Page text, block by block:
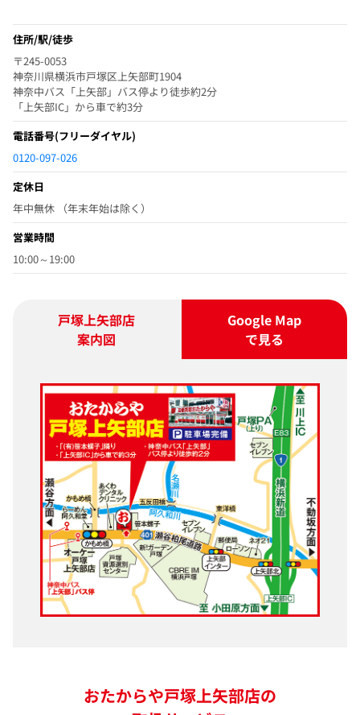
住所/駅/徒歩
〒245-0053
神奈川県横浜市戸塚区上矢部町1904
神奈中バス「上矢部」バス停より徒歩約2分
「上矢部IC」から車で約3分
電話番号(フリーダイヤル)
0120-097-026
定休日
年中無休 （年末年始は除く）
営業時間
10:00～19:00
戸塚上矢部店
案内図
Google Map
で見る
おたからや戸塚上矢部店の